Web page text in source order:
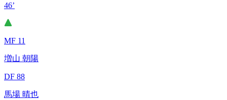
46’
MF 11
増山 朝陽
DF 88
馬場 晴也